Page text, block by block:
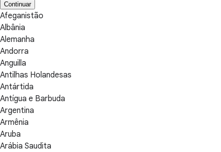
Continuar
Afeganistão
Albânia
Alemanha
Andorra
Anguilla
Antilhas Holandesas
Antártida
Antígua e Barbuda
Argentina
Armênia
Aruba
Arábia Saudita